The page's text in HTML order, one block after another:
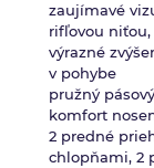
zaujímavé
rifľovou
výrazné
v pohybe
pružný
komfort
2 predné
chlopňami, 2